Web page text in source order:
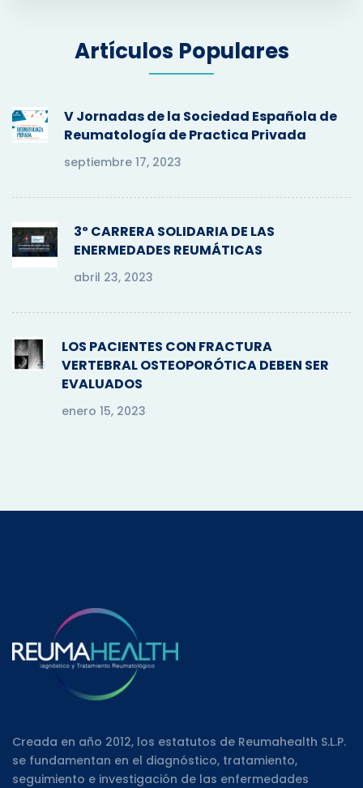
o
r
Artículos Populares
V Jornadas de la Sociedad Española de
Reumatología de Practica Privada
septiembre 17, 2023
3º CARRERA SOLIDARIA DE LAS
ENERMEDADES REUMÁTICAS
abril 23, 2023
LOS PACIENTES CON FRACTURA
VERTEBRAL OSTEOPORÓTICA DEBEN SER
EVALUADOS
enero 15, 2023
Creada en año 2012, los estatutos de Reumahealth S.L.P.
se fundamentan en el diagnóstico, tratamiento,
seguimiento e investigación de las enfermedades